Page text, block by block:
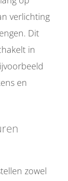
verlichting
Dit
in
en
zowel